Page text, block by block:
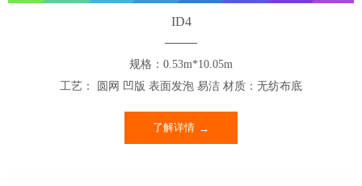
ID4
规格：0.53m*10.05m
工艺： 圆网 凹版 表面发泡 易洁 材质：无纺布底
了解详情